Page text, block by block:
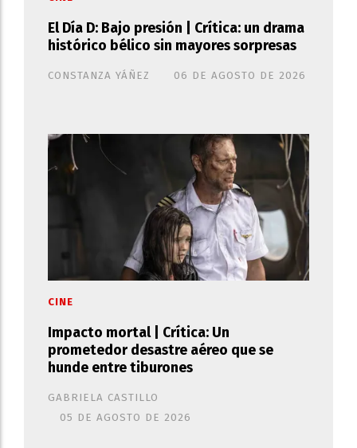
El Día D: Bajo presión | Crítica: un drama
histórico bélico sin mayores sorpresas
CONSTANZA YÁÑEZ 06 DE AGOSTO DE 2026
Impacto mortal | Crítica: Un
prometedor desastre aéreo que se
hunde entre tiburones
GABRIELA CASTILLO
CINE
05 DE AGOSTO DE 2026